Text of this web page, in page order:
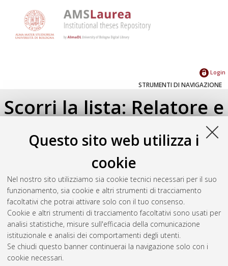
Questo sito web utilizza i
cookie
Nel nostro sito utilizziamo sia cookie tecnici necessari per il suo
funzionamento, sia cookie e altri strumenti di tracciamento
facoltativi che potrai attivare solo con il tuo consenso.
Cookie e altri strumenti di tracciamento facoltativi sono usati per
analisi statistiche, misure sull'efficacia della comunicazione
istituzionale e analisi dei comportamenti degli utenti.
Se chiudi questo banner continuerai la navigazione solo con i
cookie necessari.
Login
STRUMENTI DI NAVIGAZIONE
Scorri la lista: Relatore e
Correlatore
Seleziona un valore dall'elenco sottostante.
2024(1)
2015(5)
2014 (1)
Atom
Rss 1.0